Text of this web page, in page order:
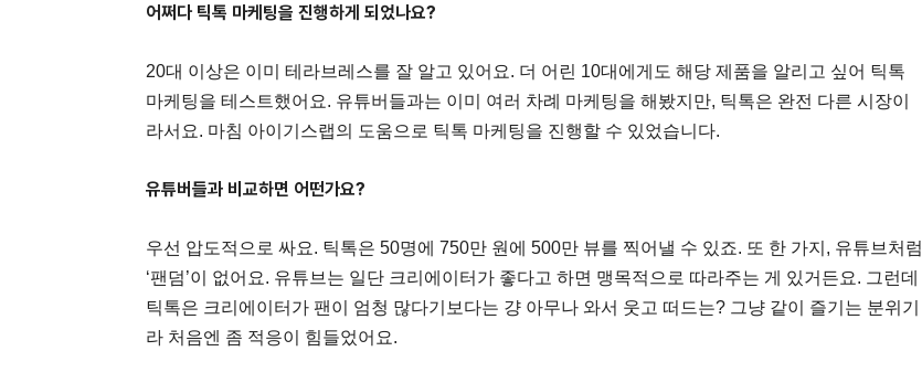
어쩌다 틱톡 마케팅을 진행하게 되었나요?
20대 이상은 이미 테라브레스를 잘 알고 있어요. 더 어린 10대에게도 해당 제품을 알리고 싶어 틱톡
마케팅을 테스트했어요. 유튜버들과는 이미 여러 차례 마케팅을 해봤지만, 틱톡은 완전 다른 시장이
라서요. 마침 아이기스랩의 도움으로 틱톡 마케팅을 진행할 수 있었습니다.
유튜버들과 비교하면 어떤가요?
우선 압도적으로 싸요. 틱톡은 50명에 750만 원에 500만 뷰를 찍어낼 수 있죠. 또 한 가지, 유튜브처럼
‘팬덤’이 없어요. 유튜브는 일단 크리에이터가 좋다고 하면 맹목적으로 따라주는 게 있거든요. 그런데
틱톡은 크리에이터가 팬이 엄청 많다기보다는 걍 아무나 와서 웃고 떠드는? 그냥 같이 즐기는 분위기
라 처음엔 좀 적응이 힘들었어요.